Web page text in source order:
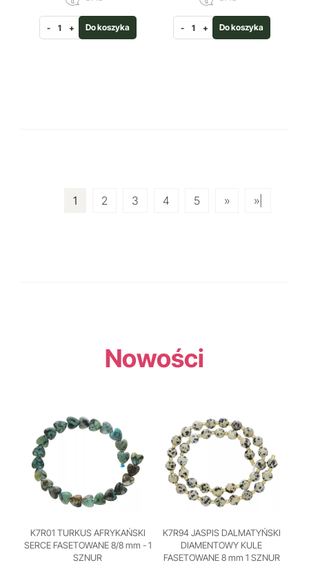
- + Do koszyka - + Do koszyka
1 2 3 4 5 » »|
Nowości
K7R01 TURKUS AFRYKAŃSKI
SERCE FASETOWANE 8/8 mm - 1
SZNUR
K7R94 JASPIS DALMATYŃSKI
DIAMENTOWY KULE
FASETOWANE 8 mm 1 SZNUR